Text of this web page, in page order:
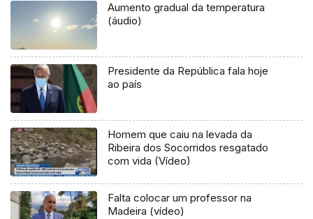
Aumento gradual da temperatura
(áudio)
Presidente da República fala hoje
ao país
Homem que caiu na levada da
Ribeira dos Socorridos resgatado
com vida (Vídeo)
Falta colocar um professor na
Madeira (vídeo)